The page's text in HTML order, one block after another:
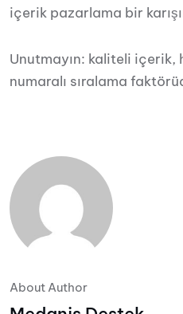
içerik pazarlama bir
Unutmayın: kaliteli içerik,
numaralı sıralama
About Author